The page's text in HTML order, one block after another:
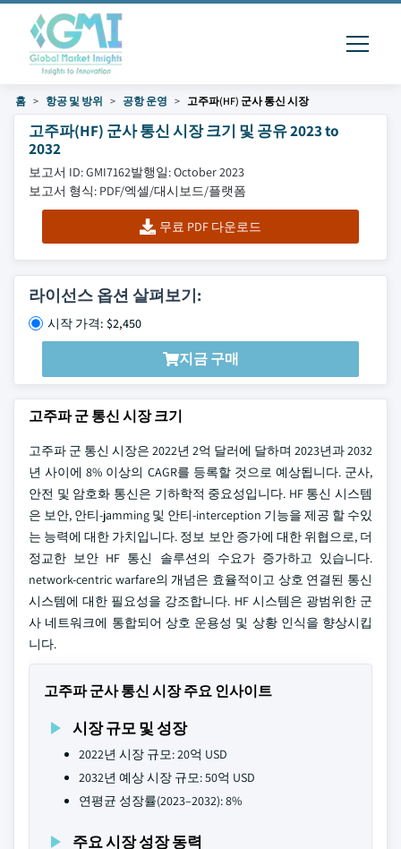
홈 항공 및 방위 공항 운영 고주파(HF) 군사 통신 시장
고주파(HF) 군사 통신 시장 크기 및 공유 2023 to
2032
보고서 ID: GMI7162발행일: October 2023
보고서 형식: PDF/엑셀/대시보드/플랫폼
무료 PDF 다운로드
라이선스 옵션 살펴보기:
시작 가격: $2,450
지금 구매
고주파 군 통신 시장 크기
고주파 군 통신 시장은 2022년 2억 달러에 달하며 2023년과 2032
년 사이에 8% 이상의 CAGR를 등록할 것으로 예상됩니다. 군사,
안전 및 암호화 통신은 기하학적 중요성입니다. HF 통신 시스템
은 보안, 안티-jamming 및 안티-interception 기능을 제공 할 수있
는 능력에 대한 가치입니다. 정보 보안 증가에 대한 위협으로, 더
정교한 보안 HF 통신 솔루션의 수요가 증가하고 있습니다.
network-centric warfare의 개념은 효율적이고 상호 연결된 통신
시스템에 대한 필요성을 강조합니다. HF 시스템은 광범위한 군
사 네트워크에 통합되어 상호 운용성 및 상황 인식을 향상시킵
니다.
고주파 군사 통신 시장 주요 인사이트
시장 규모 및 성장
2022년 시장 규모: 20억 USD
2032년 예상 시장 규모: 50억 USD
연평균 성장률(2023–2032): 8%
주요 시장 성장 동력